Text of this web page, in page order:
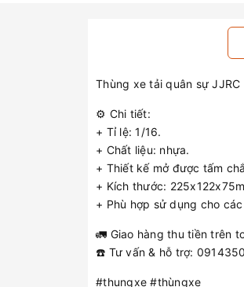
Thùng xe tải quân sự
⚙️ Chi tiết:
+ Tỉ lệ: 1/16.
+ Chất liệu: nhựa.
+ Thiết kế mở được tấm
+ Kích thước:
+ Phù hợp sử dụng cho
🚛 Giao hàng thu tiền trên
☎️ Tư vấn & hỗ trợ:
#thungxe #thùngxe